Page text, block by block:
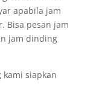
apabila jam
Bisa pesan jam
jam dinding
siapkan